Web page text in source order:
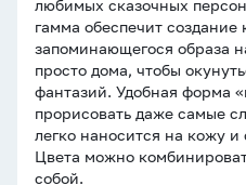
любимых сказочных
гамма обеспечит создание
запоминающегося образа
просто дома, чтобы
фантазий. Удобная форма
прорисовать даже самые
легко наносится на кожу
Цвета можно
собой.